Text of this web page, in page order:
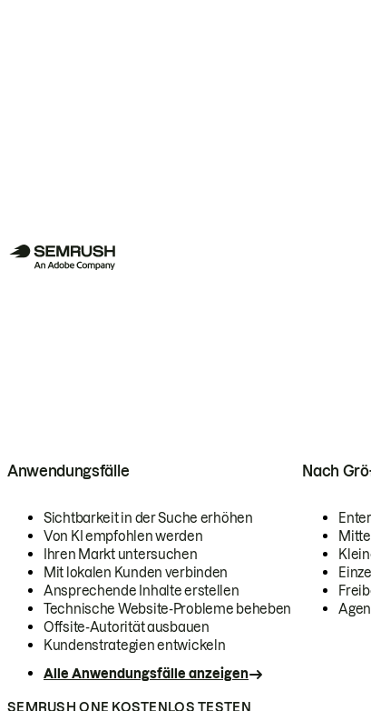
Anwendungsfälle
Sichtbarkeit in der Suche erhöhen
Von KI empfohlen werden
Ihren Markt untersuchen
Mit lokalen Kunden verbinden
Ansprechende Inhalte erstellen
Technische Website-Probleme beheben
Offsite-Autorität ausbauen
Kundenstrategien entwickeln
Alle Anwendungsfälle anzeigen
Nach
SEMRUSH ONE KOSTENLOS TESTEN